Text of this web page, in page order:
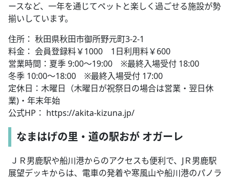
ースなど、一年を通じてペットと楽しく過ごせる施設が勢
揃いしています。
住所： 秋田県秋田市御所野元町3-2-1
料金： 会員登録料￥1000 1日利用料￥600
営業時間：夏季 9:00～19:00 ※最終入場受付 18:00
冬季 10:00〜18:00 ※最終入場受付 17:00
定休日：木曜日（木曜日が祝祭日の場合は営業・翌日休
業)・年末年始
公式HP： https://akita-kizuna.jp/
なまはげの里・道の駅おが オガーレ
ＪＲ男鹿駅や船川港からのアクセスも便利で、JＲ男鹿駅
展望デッキからは、電車の発着や寒風山や船川港のパノラ